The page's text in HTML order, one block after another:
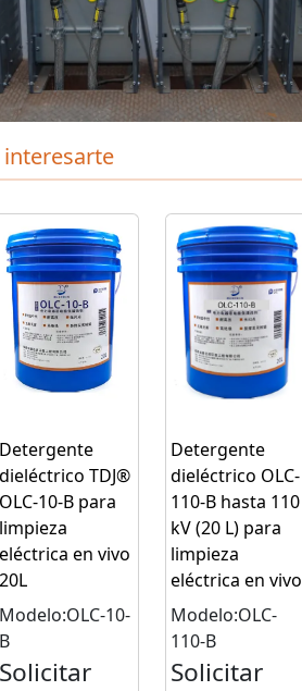
Detergente
dieléctrico TDJ®
OLC‑10‑B para
limpieza
eléctrica en vivo
20L
Modelo:OLC-10-
B
Solicitar
Detergente
dieléctrico OLC-
110-B hasta 110
kV (20 L) para
limpieza
eléctrica en vivo
Modelo:OLC-
110-B
Solicitar